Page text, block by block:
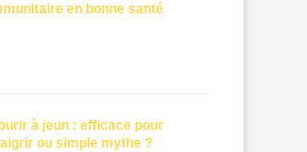
en bonne santé
à jeun : efficace pour
ou simple mythe ?